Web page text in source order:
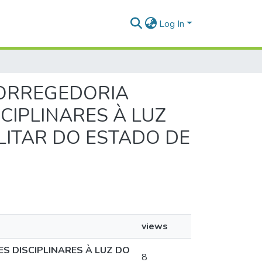
Log In
À LUZ
DO ESTADO DE
views
DISCIPLINARES À LUZ DO
8